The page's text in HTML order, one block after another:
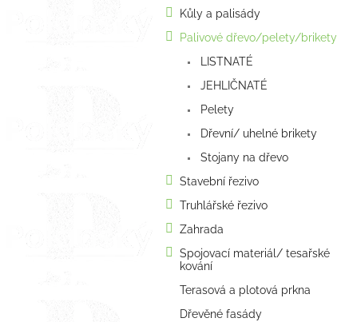
Kůly a palisády
Palivové dřevo/pelety/brikety
LISTNATÉ
JEHLIČNATÉ
Pelety
Dřevní/ uhelné brikety
Stojany na dřevo
Stavební řezivo
Truhlářské řezivo
Zahrada
Spojovací materiál/ tesařské
kování
Terasová a plotová prkna
Dřevěné fasády